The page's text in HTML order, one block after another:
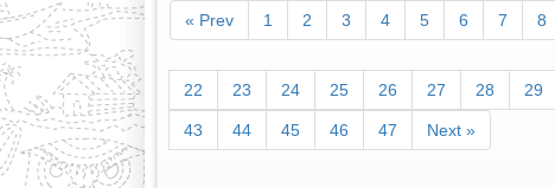
« Prev 1 2 3 4 5 6 7 8
22 23 24 25 26 27 28 29
43 44 45 46 47 Next »